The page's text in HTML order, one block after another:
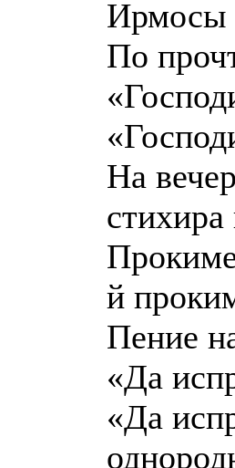
Ирмосы
По
На
стихира
й
Пение
«Да
«Да